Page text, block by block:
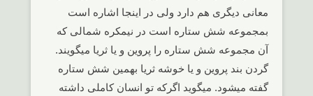
معانی دیگری هم دارد ولی در اینجا اشاره است
بمجموعه شش ستاره است در نیمکره شمالی که
آن مجموعه شش ستاره را پروین و یا ثریا میگویند.
گردن بند پروین و یا خوشه ثریا بهمین شش ستاره
گفته میشود. میگوید اگرکه تو انسان کاملی داشته